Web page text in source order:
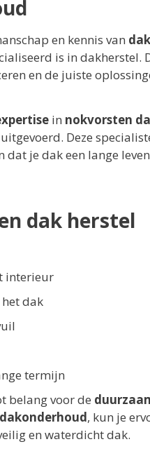
en kennis van
is in dakherstel.
en de juiste
in nokvorsten
Deze
je dak een lange
dak herstel
interieur
dak
termijn
belang voor de
dakonderhoud, kun je
en waterdicht dak.